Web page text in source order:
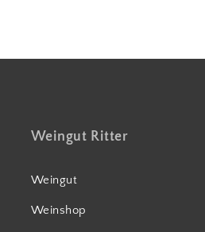
Weingut Ritter
Weingut
Weinshop